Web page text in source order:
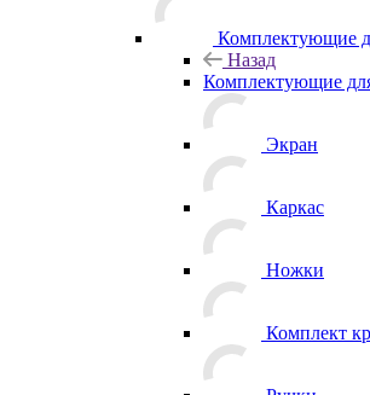
Комплектующие
Назад
Комплектующие
Экран
Каркас
Ножки
Комплект